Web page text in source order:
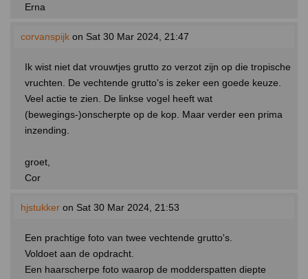
Erna
corvanspijk on Sat 30 Mar 2024, 21:47
Ik wist niet dat vrouwtjes grutto zo verzot zijn op die tropische
vruchten. De vechtende grutto's is zeker een goede keuze.
Veel actie te zien. De linkse vogel heeft wat
(bewegings-)onscherpte op de kop. Maar verder een prima
inzending.
groet,
Cor
hjstukker on Sat 30 Mar 2024, 21:53
Een prachtige foto van twee vechtende grutto's.
Voldoet aan de opdracht.
Een haarscherpe foto waarop de modderspatten diepte